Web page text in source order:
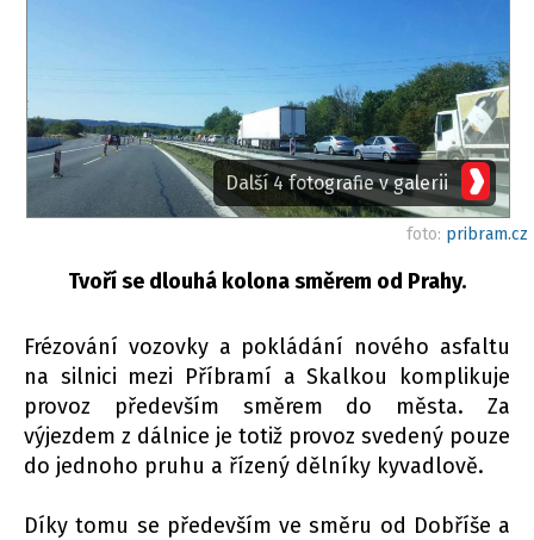
Další 4 fotografie v galerii
foto: pribram.cz
Tvoří se dlouhá kolona směrem od Prahy.
Frézování vozovky a pokládání nového asfaltu
na silnici mezi Příbramí a Skalkou komplikuje
provoz především směrem do města. Za
výjezdem z dálnice je totiž provoz svedený pouze
do jednoho pruhu a řízený dělníky kyvadlově.
Díky tomu se především ve směru od Dobříše a